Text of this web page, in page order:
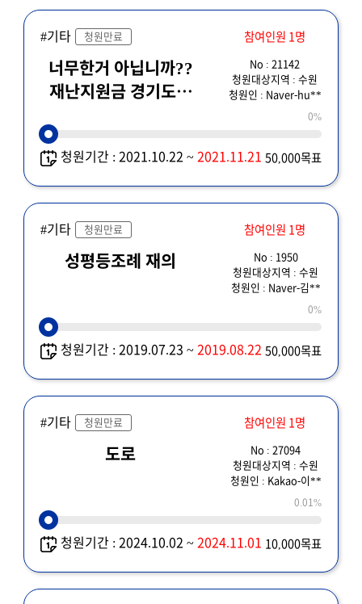
#기타 청원만료 참여인원 1명
너무한거 아닙니까??
재난지원금 경기도민
이제와서 말바꿔서
한건 이유가 뭡니까??
No : 21142
청원대상지역 : 수원
청원인 : Naver-hu**
0%
청원기간 : 2021.10.22 ~2021.11.21 50,000목표
#기타 청원만료 참여인원 1명
성평등조례 재의
No : 1950
청원대상지역 : 수원
청원인 : Naver-김**
0%
청원기간 : 2019.07.23 ~2019.08.22 50,000목표
#기타 청원만료 참여인원 1명
도로
No : 27094
청원대상지역 : 수원
청원인 : Kakao-이**
0.01%
청원기간 : 2024.10.02 ~2024.11.01 10,000목표